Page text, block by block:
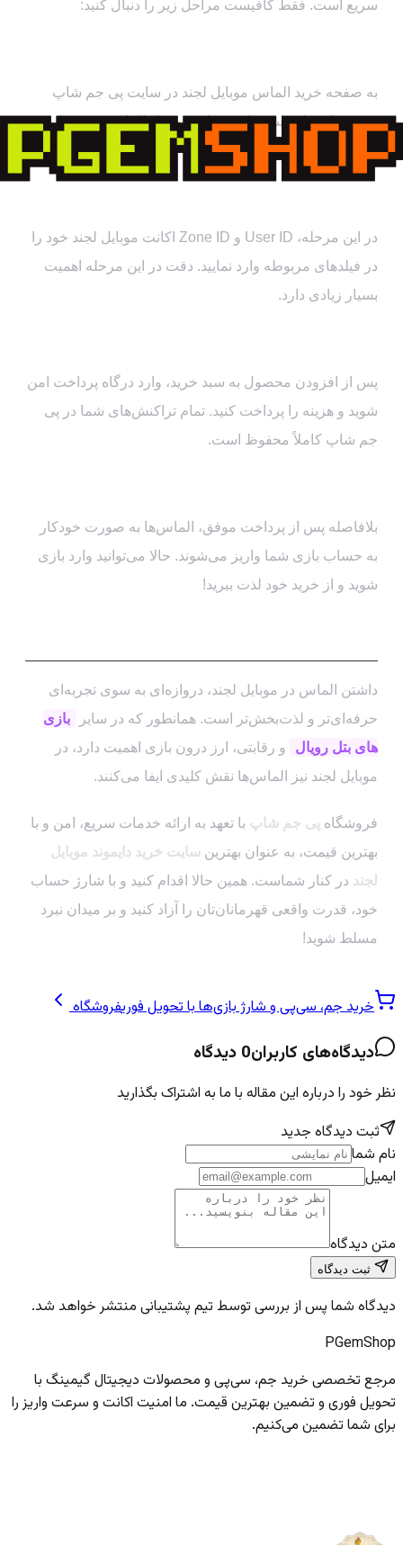
سریع است. فقط کافیست مراحل زیر را دنبال کنید:
به صفحه خرید الماس موبایل لجند در سایت پی جم شاپ
بروید و از میان بسته‌های مختلف، مقدار الماس مورد نیاز خود
را انتخاب کنید.
در این مرحله، User ID و Zone ID اکانت موبایل لجند خود را
در فیلدهای مربوطه وارد نمایید. دقت در این مرحله اهمیت
بسیار زیادی دارد.
پس از افزودن محصول به سبد خرید، وارد درگاه پرداخت امن
شوید و هزینه را پرداخت کنید. تمام تراکنش‌های شما در پی
جم شاپ کاملاً محفوظ است.
بلافاصله پس از پرداخت موفق، الماس‌ها به صورت خودکار
به حساب بازی شما واریز می‌شوند. حالا می‌توانید وارد بازی
شوید و از خرید خود لذت ببرید!
داشتن الماس در موبایل لجند، دروازه‌ای به سوی تجربه‌ای
حرفه‌ای‌تر و لذت‌بخش‌تر است. همانطور که در سایر
بازی
های بتل رویال
و رقابتی، ارز درون بازی اهمیت دارد، در
موبایل لجند نیز الماس‌ها نقش کلیدی ایفا می‌کنند.
فروشگاه پی جم شاپ با تعهد به ارائه خدمات سریع، امن و با
بهترین قیمت، به عنوان بهترین سایت خرید دایموند موبایل
لجند در کنار شماست. همین حالا اقدام کنید و با شارژ حساب
خود، قدرت واقعی قهرمانان‌تان را آزاد کنید و بر میدان نبرد
مسلط شوید!
خرید جم، سی‌پی و شارژ بازی‌ها با تحویل فوریفروشگاه
دیدگاه‌های کاربران0 دیدگاه
نظر خود را درباره این مقاله با ما به اشتراک بگذارید
ثبت دیدگاه جدید
نام شما
ایمیل
متن دیدگاه
ثبت دیدگاه
دیدگاه شما پس از بررسی توسط تیم پشتیبانی منتشر خواهد شد.
PGemShop
مرجع تخصصی خرید جم، سی‌پی و محصولات دیجیتال گیمینگ با
تحویل فوری و تضمین بهترین قیمت. ما امنیت اکانت و سرعت واریز را
برای شما تضمین می‌کنیم.